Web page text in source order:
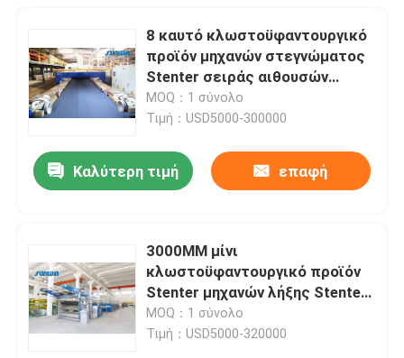
8 καυτό κλωστοϋφαντουργικό
προϊόν μηχανών στεγνώματος
Stenter σειράς αιθουσών
SUNWIN STH για το ύφασμα
ταπετσαριών
MOQ：1 σύνολο
Τιμή：USD5000-300000
Καλύτερη τιμή επαφή
3000MM μίνι
κλωστοϋφαντουργικό προϊόν
Stenter μηχανών λήξης Stenter
ζεστού αέρα 6 αιθουσών για
πλέκουν το ύφασμα
MOQ：1 σύνολο
Τιμή：USD5000-320000